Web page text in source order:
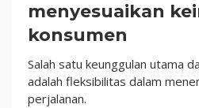
menyesuaikan
konsumen
Salah satu keunggulan utama
adalah fleksibilitas dalam
perjalanan.